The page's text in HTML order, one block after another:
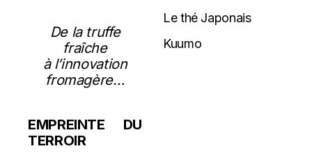
De la truffe
fraîche
à l’innovation
fromagère…
EMPREINTE DU
TERROIR
Le thé Japonais
Kuumo